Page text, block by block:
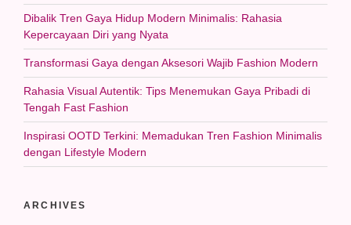
Dibalik Tren Gaya Hidup Modern Minimalis: Rahasia
Kepercayaan Diri yang Nyata
Transformasi Gaya dengan Aksesori Wajib Fashion Modern
Rahasia Visual Autentik: Tips Menemukan Gaya Pribadi di
Tengah Fast Fashion
Inspirasi OOTD Terkini: Memadukan Tren Fashion Minimalis
dengan Lifestyle Modern
ARCHIVES